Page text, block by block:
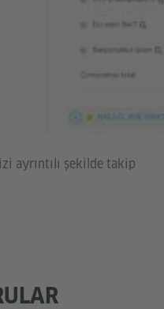
ayrıntılı şekilde takip